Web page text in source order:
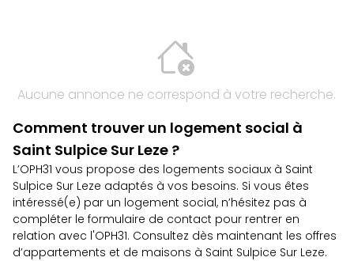
Aucune annonce ne correspond à votre recherche.
Comment trouver un logement social à
Saint Sulpice Sur Leze ?
L’OPH31 vous propose des logements sociaux à Saint
Sulpice Sur Leze adaptés à vos besoins. Si vous êtes
intéressé(e) par un logement social, n’hésitez pas à
compléter le formulaire de contact pour rentrer en
relation avec l'OPH31. Consultez dès maintenant les offres
d’appartements et de maisons à Saint Sulpice Sur Leze.